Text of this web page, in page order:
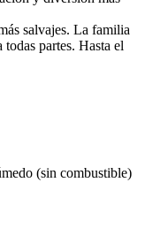
salvajes. La familia
partes. Hasta el
(sin combustible)